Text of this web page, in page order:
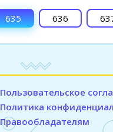
635 636
Пользовательское
Политика
Правообладателям